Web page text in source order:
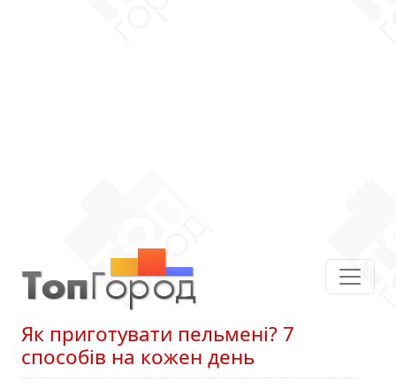
Як приготувати пельмені? 7
способів на кожен день